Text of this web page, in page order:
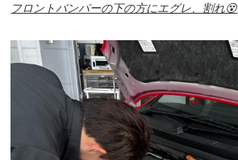
フロントバンパーの下の方にエグレ、割れ😵